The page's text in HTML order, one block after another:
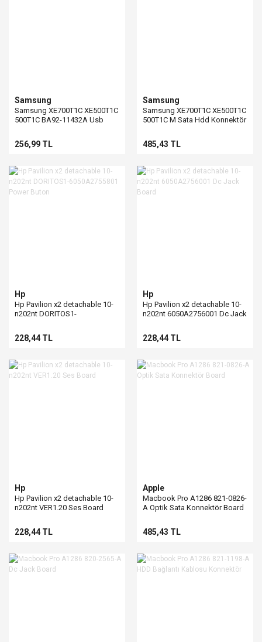
Samsung
Samsung XE700T1C XE500T1C
500T1C BA92-11432A Usb
256,99 TL
Samsung
Samsung XE700T1C XE500T1C
500T1C M Sata Hdd Konnektör
485,43 TL
Hp
Hp Pavilion x2 detachable 10-
n202nt DORITOS1-
228,44 TL
Hp
Hp Pavilion x2 detachable 10-
n202nt 6050A2756001 Dc Jack
228,44 TL
Hp
Hp Pavilion x2 detachable 10-
n202nt VER1.20 Ses Board
228,44 TL
Apple
Macbook Pro A1286 821-0826-
A Optik Sata Konnektör Board
485,43 TL